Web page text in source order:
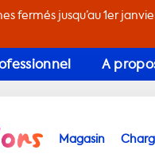
fermés jusqu’au 1er
A
Magasin